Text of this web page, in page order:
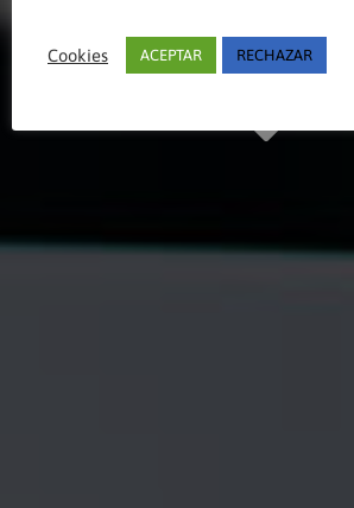
Manténgase al día
Cookies ACEPTAR RECHAZAR